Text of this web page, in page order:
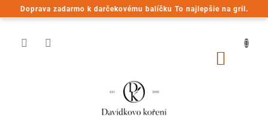
Doprava zadarmo k darčekovému balíčku To najlepšie na gril.
Prejsť
na